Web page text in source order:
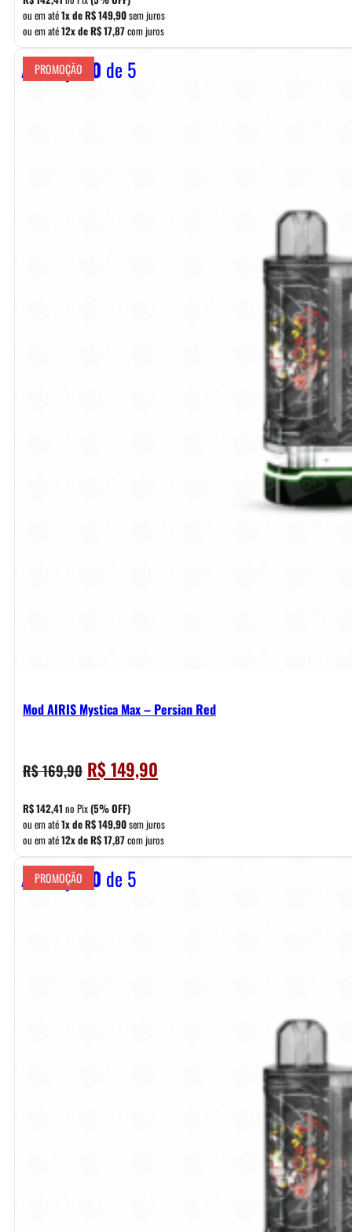
era:
R$ 169,90.
é:
R$ 149,90.
ou em até1x deR$149,90sem juros
ou em até12x deR$17,87com juros
Avaliação 0 de 5
PROMOÇÃO
Mod AIRIS Mystica Max – Persian Red
R$169,90 O
preço
original
era:
R$ 169,90.
R$149,90
preço
é:
R$ 149,90.
R$142,41 no Pix(5% OFF)
ou em até1x deR$149,90sem juros
ou em até12x deR$17,87com juros
Avaliação 0 de 5
PROMOÇÃO